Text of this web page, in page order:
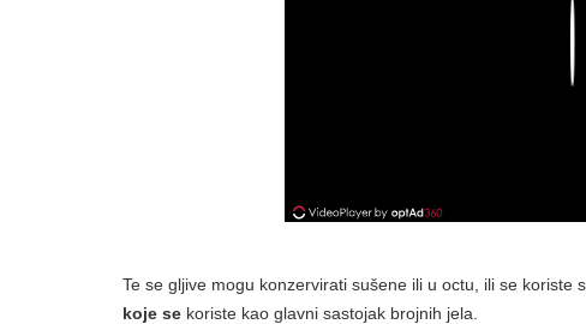
Te se gljive mogu konzervirati sušene ili u octu, ili se koriste
koje se koriste kao glavni sastojak brojnih jela.